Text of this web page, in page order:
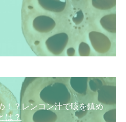
！？レンコン汁で咳を鎮め
は？